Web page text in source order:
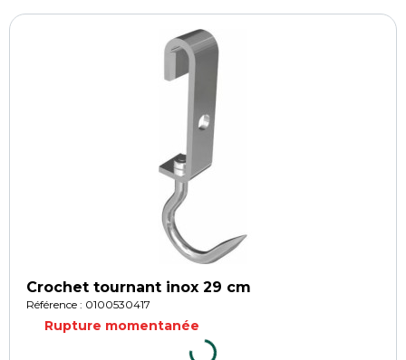
Crochet tournant inox 29 cm
Référence : 0100530417
Rupture momentanée